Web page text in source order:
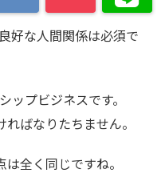
好な人間関係は必須で
ップビジネスです。
ばなりたちません。
全く同じですね。